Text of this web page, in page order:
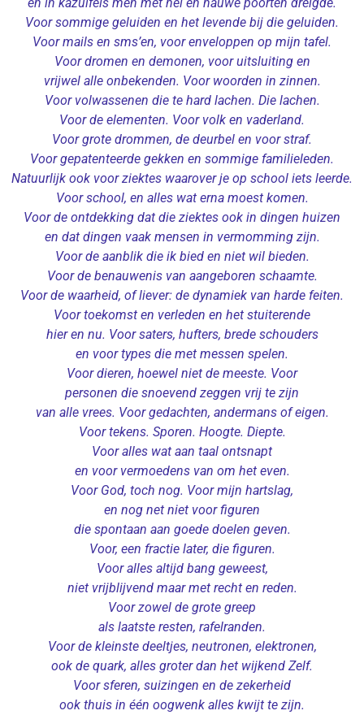
Voor sommige geluiden en het levende bij die geluiden.
Voor mails en sms’en, voor enveloppen op mijn tafel.
Voor dromen en demonen, voor uitsluiting en
vrijwel alle onbekenden. Voor woorden in zinnen.
Voor volwassenen die te hard lachen. Die lachen.
Voor de elementen. Voor volk en vaderland.
Voor grote drommen, de deurbel en voor straf.
Voor gepatenteerde gekken en sommige familieleden.
Natuurlijk ook voor ziektes waarover je op school iets leerde.
Voor school, en alles wat erna moest komen.
Voor de ontdekking dat die ziektes ook in dingen huizen
en dat dingen vaak mensen in vermomming zijn.
Voor de aanblik die ik bied en niet wil bieden.
Voor de benauwenis van aangeboren schaamte.
Voor de waarheid, of liever: de dynamiek van harde feiten.
Voor toekomst en verleden en het stuiterende
hier en nu. Voor saters, hufters, brede schouders
en voor types die met messen spelen.
Voor dieren, hoewel niet de meeste. Voor
personen die snoevend zeggen vrij te zijn
van alle vrees. Voor gedachten, andermans of eigen.
Voor tekens. Sporen. Hoogte. Diepte.
Voor alles wat aan taal ontsnapt
en voor vermoedens van om het even.
Voor God, toch nog. Voor mijn hartslag,
en nog net niet voor figuren
die spontaan aan goede doelen geven.
Voor, een fractie later, die figuren.
Voor alles altijd bang geweest,
niet vrijblijvend maar met recht en reden.
Voor zowel de grote greep
als laatste resten, rafelranden.
Voor de kleinste deeltjes, neutronen, elektronen,
ook de quark, alles groter dan het wijkend Zelf.
Voor sferen, suizingen en de zekerheid
ook thuis in één oogwenk alles kwijt te zijn.